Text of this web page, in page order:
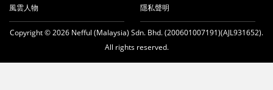
風雲人物 隱私聲明
Copyright © 2026 Nefful (Malaysia) Sdn. Bhd. (200601007191)(AJL931652).
All rights reserved.